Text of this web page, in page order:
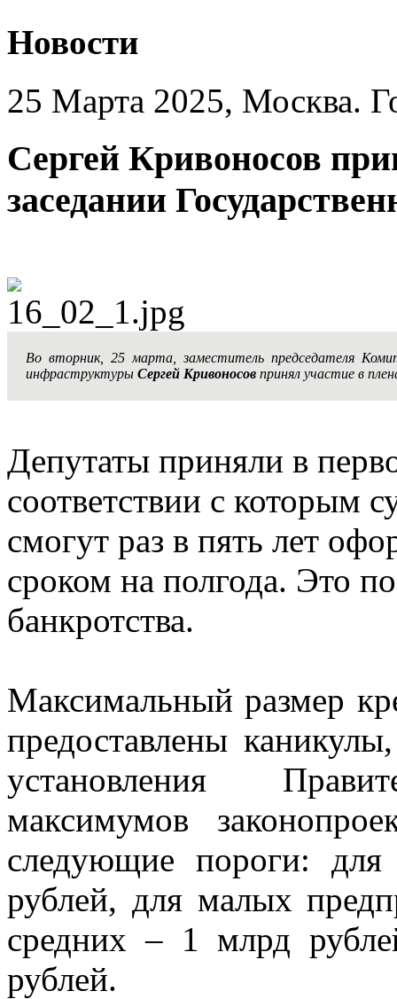
Новости
25 Марта 2025, Москва.
Сергей Кривоносов
заседании
Во вторник, 25 марта, заместитель председателя
инфраструктуры Сергей Кривоносов принял участие в
Депутаты приняли в
соответствии с которым
смогут раз в пять лет
сроком на полгода. Это
банкротства.
Максимальный размер
предоставлены
установления
максимумов
следующие пороги:
рублей, для малых
средних – 1 млрд
рублей.